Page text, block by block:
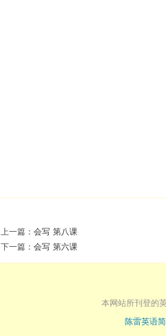
上一篇： 会写 第八课
下一篇： 会写 第六课
本网站所刊登的
陈雷英语